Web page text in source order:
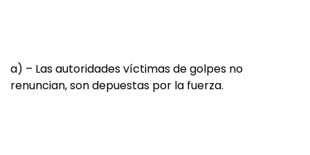
a) – Las autoridades víctimas de golpes no
renuncian, son depuestas por la fuerza.